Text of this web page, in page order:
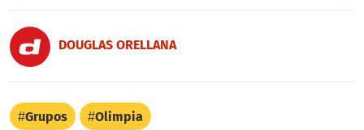
DOUGLAS ORELLANA
Grupos Olimpia